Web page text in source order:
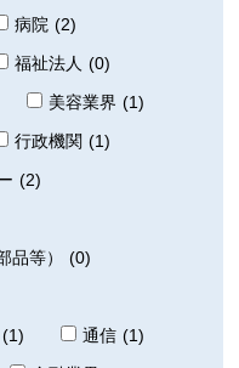
病院 (2)
福祉法人 (0)
美容業界 (1)
行政機関 (1)
(2)
品等）
(0)
(1) 通信 (1)